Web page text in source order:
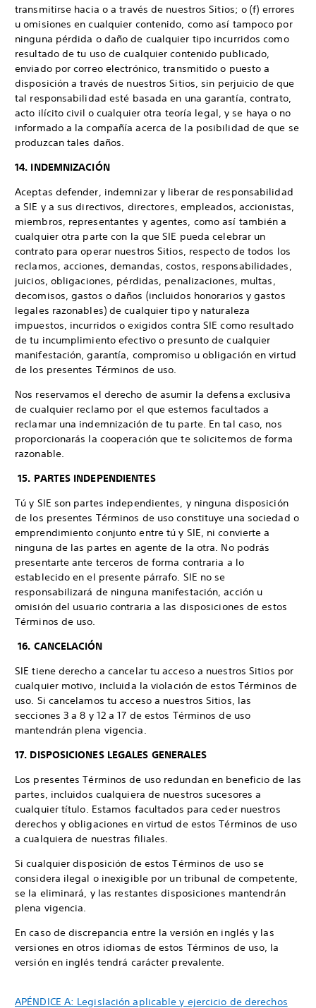
transmitirse hacia o a través de nuestros Sitios; o (f) errores
u omisiones en cualquier contenido, como así tampoco por
ninguna pérdida o daño de cualquier tipo incurridos como
resultado de tu uso de cualquier contenido publicado,
enviado por correo electrónico, transmitido o puesto a
disposición a través de nuestros Sitios, sin perjuicio de que
tal responsabilidad esté basada en una garantía, contrato,
acto ilícito civil o cualquier otra teoría legal, y se haya o no
informado a la compañía acerca de la posibilidad de que se
produzcan tales daños.
14. INDEMNIZACIÓN
Aceptas defender, indemnizar y liberar de responsabilidad
a SIE y a sus directivos, directores, empleados, accionistas,
miembros, representantes y agentes, como así también a
cualquier otra parte con la que SIE pueda celebrar un
contrato para operar nuestros Sitios, respecto de todos los
reclamos, acciones, demandas, costos, responsabilidades,
juicios, obligaciones, pérdidas, penalizaciones, multas,
decomisos, gastos o daños (incluidos honorarios y gastos
legales razonables) de cualquier tipo y naturaleza
impuestos, incurridos o exigidos contra SIE como resultado
de tu incumplimiento efectivo o presunto de cualquier
manifestación, garantía, compromiso u obligación en virtud
de los presentes Términos de uso.
Nos reservamos el derecho de asumir la defensa exclusiva
de cualquier reclamo por el que estemos facultados a
reclamar una indemnización de tu parte. En tal caso, nos
proporcionarás la cooperación que te solicitemos de forma
razonable.
15. PARTES INDEPENDIENTES
Tú y SIE son partes independientes, y ninguna disposición
de los presentes Términos de uso constituye una sociedad o
emprendimiento conjunto entre tú y SIE, ni convierte a
ninguna de las partes en agente de la otra. No podrás
presentarte ante terceros de forma contraria a lo
establecido en el presente párrafo. SIE no se
responsabilizará de ninguna manifestación, acción u
omisión del usuario contraria a las disposiciones de estos
Términos de uso.
16. CANCELACIÓN
SIE tiene derecho a cancelar tu acceso a nuestros Sitios por
cualquier motivo, incluida la violación de estos Términos de
uso. Si cancelamos tu acceso a nuestros Sitios, las
secciones 3 a 8 y 12 a 17 de estos Términos de uso
mantendrán plena vigencia.
17. DISPOSICIONES LEGALES GENERALES
Los presentes Términos de uso redundan en beneficio de las
partes, incluidos cualquiera de nuestros sucesores a
cualquier título. Estamos facultados para ceder nuestros
derechos y obligaciones en virtud de estos Términos de uso
a cualquiera de nuestras filiales.
Si cualquier disposición de estos Términos de uso se
considera ilegal o inexigible por un tribunal de competente,
se la eliminará, y las restantes disposiciones mantendrán
plena vigencia.
En caso de discrepancia entre la versión en inglés y las
versiones en otros idiomas de estos Términos de uso, la
versión en inglés tendrá carácter prevalente.
APÉNDICE A: Legislación aplicable y ejercicio de derechos